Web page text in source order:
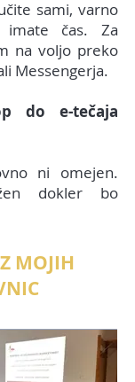
sami, varno
čas. Za
na voljo preko
Messengerja.
do e-tečaja
ni omejen.
dokler bo
MOJIH